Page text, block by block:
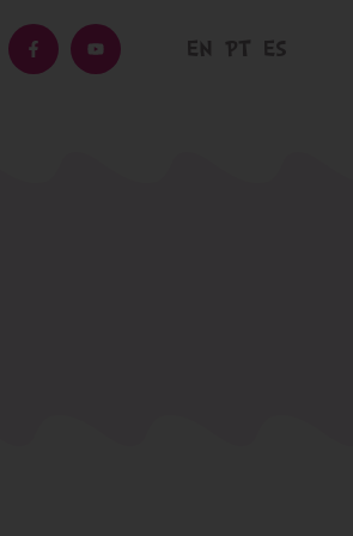
EN PT ES